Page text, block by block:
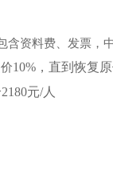
含资料费、发票，
10%，直到恢复
2180元/人